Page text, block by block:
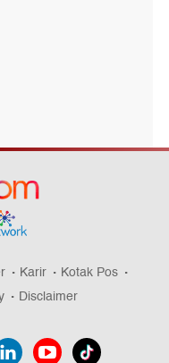
Karir
Kotak Pos
Disclaimer